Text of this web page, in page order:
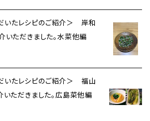
いたレシピのご紹介＞ 岸和
いただきました。水菜他編
いたレシピのご紹介＞ 福山
ただきました。広島菜他編